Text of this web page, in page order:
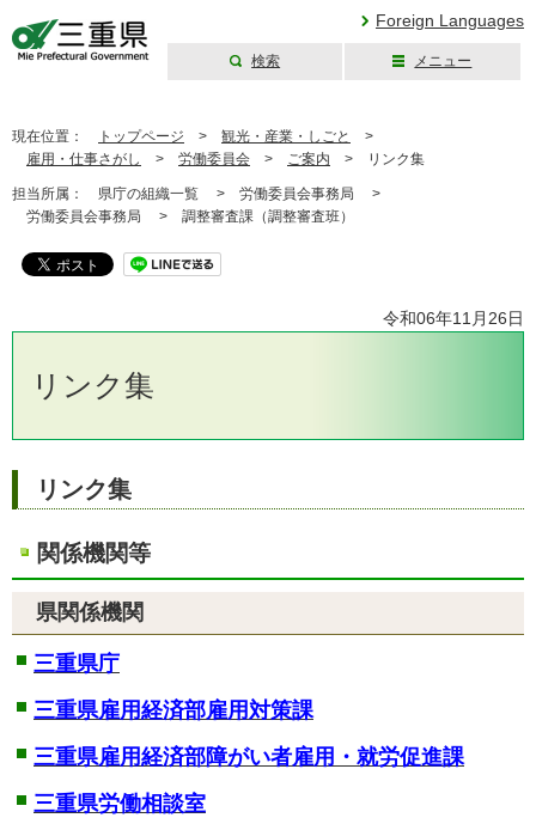
Foreign Languages
検索 メニュー
現在位置： トップページ > 観光・産業・しごと
>
雇用・仕事さがし
> 労働委員会 > ご案内 > リンク集
担当所属： 県庁の組織一覧 > 労働委員会事務局 >
労働委員会事務局 > 調整審査課（調整審査班）
令和06年11月26日
リンク集
リンク集
関係機関等
県関係機関
三重県庁
三重県雇用経済部雇用対策課
三重県雇用経済部障がい者雇用・就労促進課
三重県労働相談室